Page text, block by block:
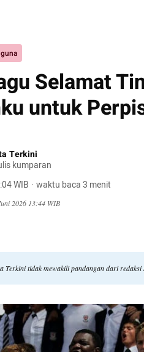
Selamat
untuk
Terkini
kumparan
WIB · waktu baca 3 menit
2026 13:44 WIB
Terkini tidak mewakili pandangan dari redaksi